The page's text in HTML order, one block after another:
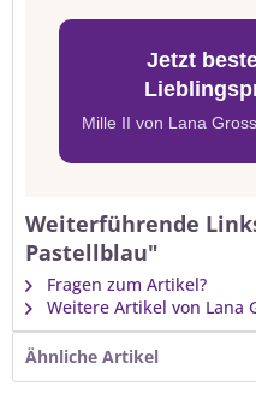
Jetzt
Mille II von Lana
Weiterführende
Pastellblau"
Fragen zum Artikel?
Weitere Artikel von Lana
Ähnliche Artikel